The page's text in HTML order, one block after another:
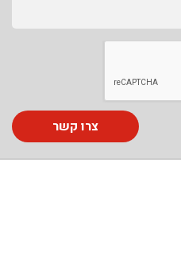
צרו קשר